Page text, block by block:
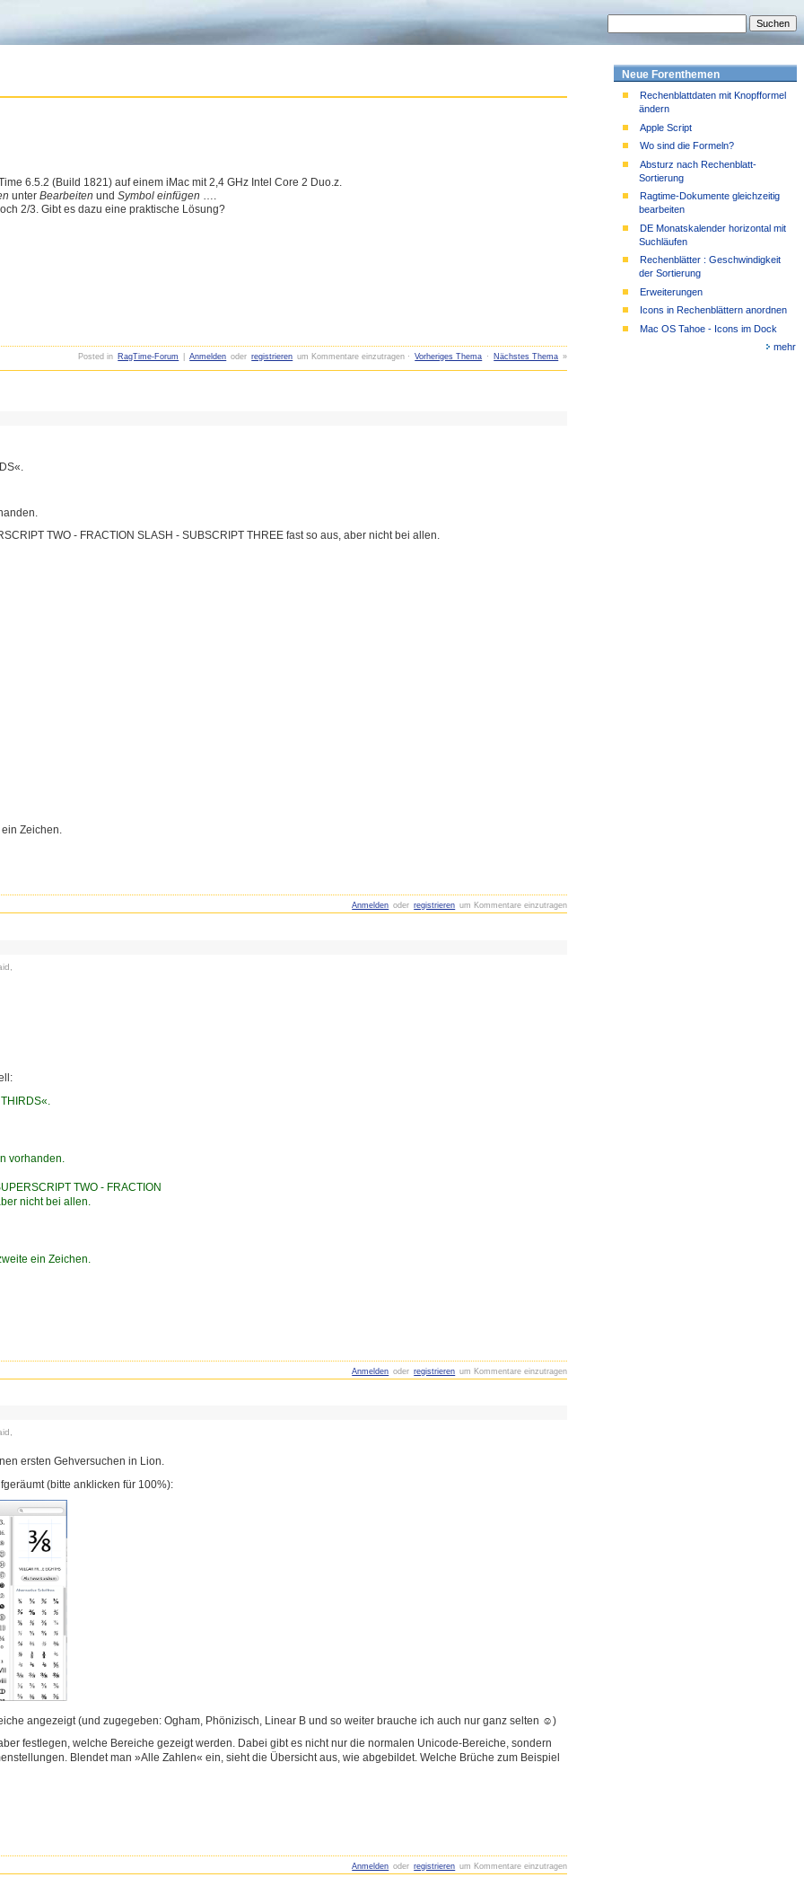
6.5.2 (Build 1821) auf einem iMac mit 2,4 GHz Intel Core 2 Duo.z.
unterBearbeiten undSymbol einfügen
2/3. Gibt es dazu eine praktische Lösung?
Posted in RagTime-Forum Anmelden oder registrieren um Kommentare einzutragen · Vorheriges Thema · Nächstes Thema »
TWO - FRACTION SLASH - SUBSCRIPT THREE fast so aus, aber nicht bei allen.
Zeichen.
Anmelden oder registrieren um Kommentare einzutragen
vorhanden.
TWO - FRACTION
nicht bei allen.
ein Zeichen.
Anmelden oder registrieren um Kommentare einzutragen
ersten Gehversuchen in Lion.
(bitte anklicken für 100%):
angezeigt (und zugegeben: Ogham, Phönizisch, Linear B und so weiter brauche ich auch nur ganz selten ☺)
festlegen, welche Bereiche gezeigt werden. Dabei gibt es nicht nur die normalen Unicode-Bereiche, sondern
Blendet man »Alle Zahlen« ein, sieht die Übersicht aus, wie abgebildet. Welche Brüche zum Beispiel
Anmelden oder registrieren um Kommentare einzutragen
Neue Forenthemen
Rechenblattdaten mit Knopfformel
ändern
Apple Script
Wo sind die Formeln?
Absturz nach Rechenblatt-
Sortierung
Ragtime-Dokumente gleichzeitig
bearbeiten
DE Monatskalender horizontal mit
Suchläufen
Rechenblätter : Geschwindigkeit
der Sortierung
Erweiterungen
Icons in Rechenblättern anordnen
Mac OS Tahoe - Icons im Dock
mehr